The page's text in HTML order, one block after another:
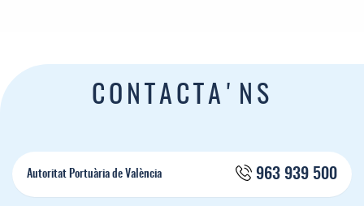
CONTACTA'NS
Autoritat Portuària de València 963 939 500